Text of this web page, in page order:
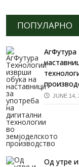
ПОПУЛАРНО
JUNE 14,
Од утре и